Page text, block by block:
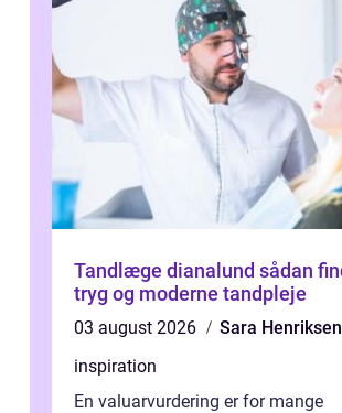
Tandlæge dianalund sådan finder du
tryg og moderne tandpleje
03 august 2026
Sara Henriksen
inspiration
En valuarvurdering er for mange